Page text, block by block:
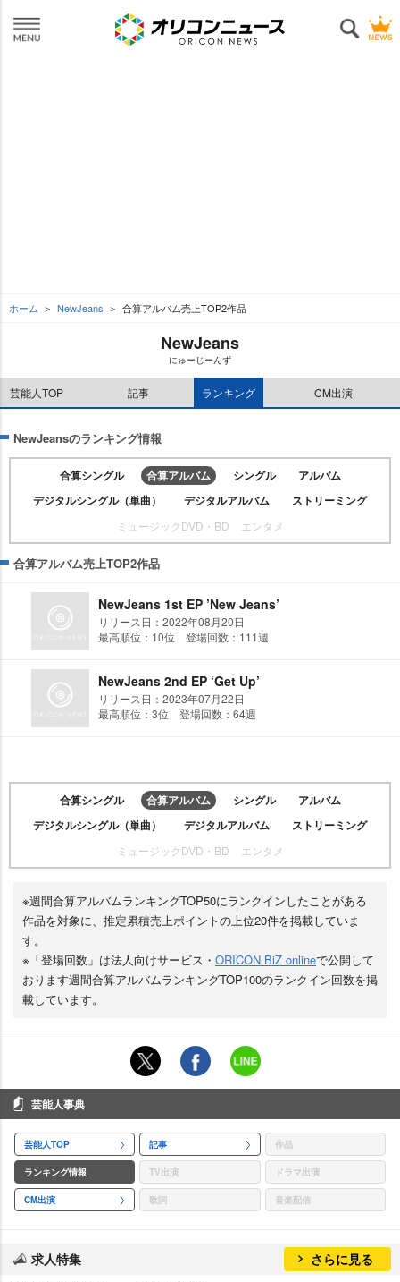
ホーム NewJeans 合算アルバム売上TOP2作品
NewJeans
にゅーじーんず
芸能人TOP 記事 ランキング CM出演
NewJeansのランキング情報
合算シングル 合算アルバム シングル
アルバム
デジタルシングル（単曲）
デジタルアルバム ストリーミング
ミュージックDVD・BD エンタメ
合算アルバム売上TOP2作品
NewJeans 1st EP ’New Jeans’
リリース日：2022年08月20日
最高順位：10位 登場回数：111週
NewJeans 2nd EP ‘Get Up’
リリース日：2023年07月22日
最高順位：3位 登場回数：64週
合算シングル 合算アルバム シングル
アルバム
デジタルシングル（単曲）
デジタルアルバム ストリーミング
ミュージックDVD・BD エンタメ
※週間合算アルバムランキングTOP50にランクインしたことがある
作品を対象に、推定累積売上ポイントの上位20件を掲載していま
す。
※「登場回数」は法人向けサービス・ ORICON BiZ onlineで公開して
おります週間合算アルバムランキングTOP100のランクイン回数を掲
載しています。
芸能人事典
芸能人TOP 記事 作品
ランキング情報 TV出演 ドラマ出演
CM出演 歌詞 音楽配信
求人特集 さらに見る